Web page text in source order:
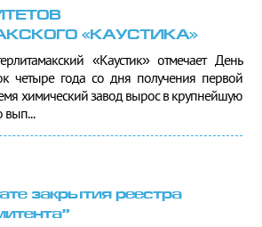
«КАУСТИКА»
«Каустик» отмечает День
четыре года со дня получения первой
химический завод вырос в крупнейшую
вып...
закрытия реестра